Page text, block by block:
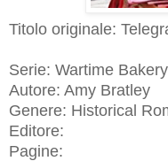
Titolo originale:
Serie: Wartime
Autore: Amy Bratley
Genere: Historical
Editore:
Pagine: